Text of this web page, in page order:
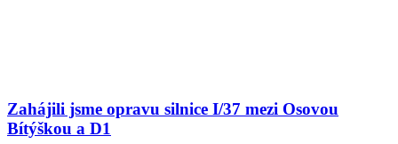
Zahájili jsme opravu silnice I/37 mezi Osovou
Bítýškou a D1